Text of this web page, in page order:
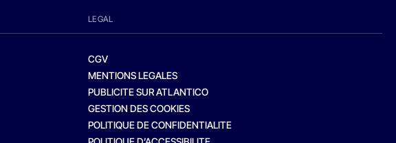
LEGAL
CGV
MENTIONS LEGALES
PUBLICITE SUR ATLANTICO
GESTION DES COOKIES
POLITIQUE DE CONFIDENTIALITE